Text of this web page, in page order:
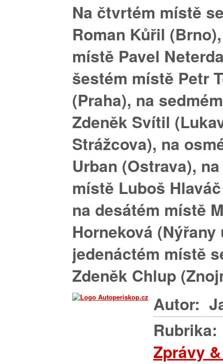
Na čtvrtém místě
Roman Kůřil
místě Pavel
šestém místě Petr
(Praha), na
Zdeněk Svítil
Strážcova), na
Urban (Ostrava),
místě Luboš
na desátém místě
Horneková (Nýřany
jedenáctém místě
Zdeněk Chlup
Autor:
Rubrika:
Zprávy